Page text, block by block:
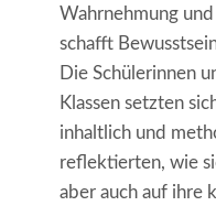
Wahrnehmung
schafft
Die Schülerinnen
Klassen setzten
inhaltlich und
reflektierten, wie
aber auch auf ihre